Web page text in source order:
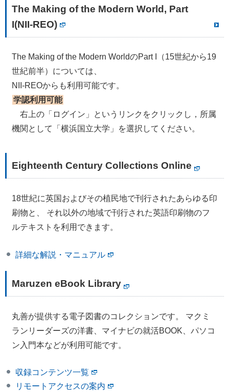
The Making of the Modern World, Part
I(NII-REO)
The Making of the Modern WorldのPart I（15世紀から19
世紀前半）については、
NII-REOからも利用可能です。
学認利用可能
右上の「ログイン」というリンクをクリックし，所属
機関として「横浜国立大学」を選択してください。
Eighteenth Century Collections Online
18世紀に英国およびその植民地で刊行されたあらゆる印
刷物と、 それ以外の地域で刊行された英語印刷物のフ
ルテキストを利用できます。
詳細な解説・マニュアル
Maruzen eBook Library
丸善が提供する電子図書のコレクションです。 マクミ
ランリーダーズの洋書、マイナビの就活BOOK、パソコ
ン入門本などが利用可能です。
収録コンテンツ一覧
リモートアクセスの案内